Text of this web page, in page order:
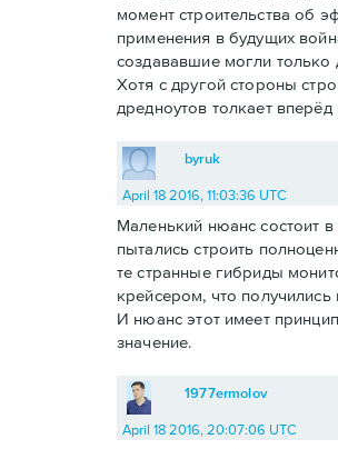
момент строительства об
применения в будущих
создававшие могли только
Хотя с другой стороны
дредноутов толкает
byruk
April 18 2016, 11:03:36 UTC
Маленький нюанс состоит
пытались строить
те странные гибриды
крейсером, что получились
И нюанс этот имеет
значение.
1977ermolov
April 18 2016, 20:07:06 UTC